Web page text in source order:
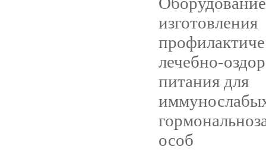
изготовления
лечебно-
питания для
особ